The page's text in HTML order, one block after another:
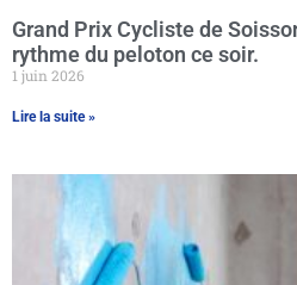
Grand Prix Cycliste de
rythme du peloton ce soir.
1 juin 2026
Lire la suite »